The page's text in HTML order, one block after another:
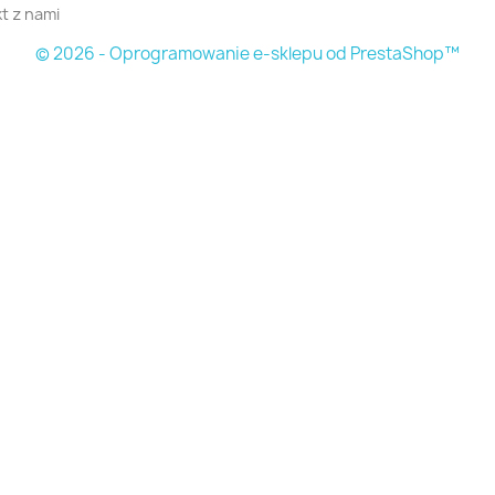
z nami
© 2026 - Oprogramowanie e-sklepu od PrestaShop™